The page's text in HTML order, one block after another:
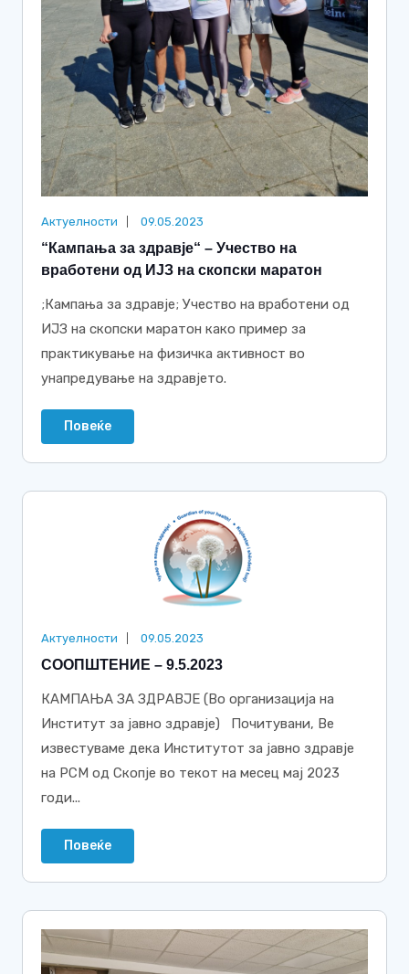
Актуелности 09.05.2023
“Кампања за здравје“ – Учество на
вработени од ИЈЗ на скопски маратон
;Кампања за здравје; Учество на вработени од
ИЈЗ на скопски маратон како пример за
практикување на физичка активност во
унапредување на здравјето.
Повеќе
Актуелности 09.05.2023
СООПШТЕНИЕ – 9.5.2023
КАМПАЊА ЗА ЗДРАВЈЕ (Во организација на
Институт за јавно здравје) Почитувани, Ве
известуваме дека Институтот за јавно здравје
на РСМ од Скопје во текот на месец мај 2023
годи...
Повеќе